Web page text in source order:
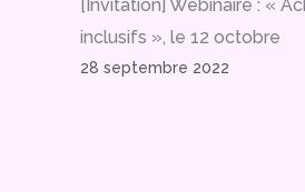
[Invitation] Webinaire : «
inclusifs », le 12 octobre
28 septembre 2022